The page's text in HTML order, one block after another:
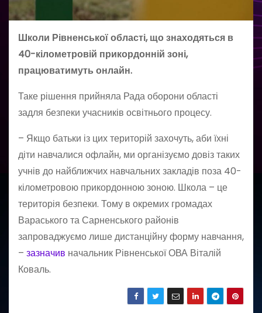
Школи Рівненської області, що знаходяться в
40-кілометровій прикордонній зоні,
працюватимуть онлайн.
Таке рішення прийняла Рада оборони області
задля безпеки учасників освітнього процесу.
– Якщо батьки із цих територій захочуть, аби їхні
діти навчалися офлайн, ми організуємо довіз таких
учнів до найближчих навчальних закладів поза 40-
кілометровою прикордонною зоною. Школа – це
територія безпеки. Тому в окремих громадах
Вараського та Сарненського районів
запроваджуємо лише дистанційну форму навчання,
– зазначив начальник Рівненської ОВА Віталій
Коваль.